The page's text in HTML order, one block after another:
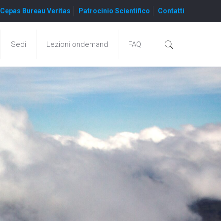
Cepas Bureau Veritas Patrocinio Scientifico Contatti
Sedi Lezioni ondemand FAQ